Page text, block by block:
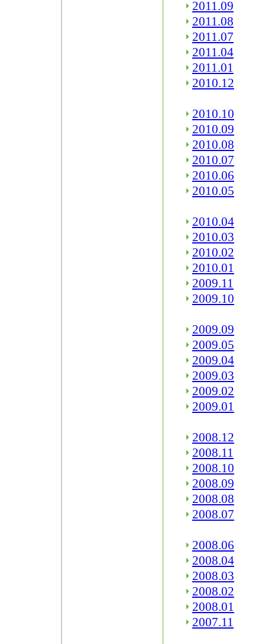
2011.09
2011.08
2011.07
2011.04
2011.01
2010.12
2010.10
2010.09
2010.08
2010.07
2010.06
2010.05
2010.04
2010.03
2010.02
2010.01
2009.11
2009.10
2009.09
2009.05
2009.04
2009.03
2009.02
2009.01
2008.12
2008.11
2008.10
2008.09
2008.08
2008.07
2008.06
2008.04
2008.03
2008.02
2008.01
2007.11